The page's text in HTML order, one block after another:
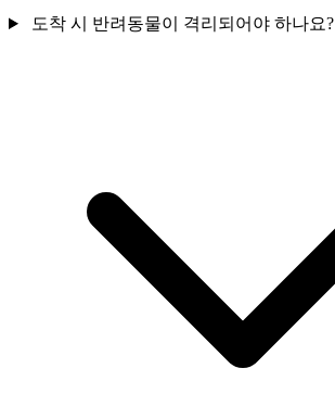
도착 시 반려동물이 격리되어야 하나요?